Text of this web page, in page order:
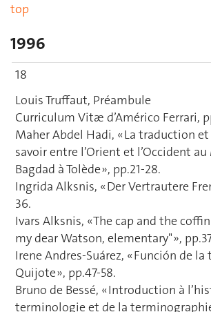
top
1996
18
Louis Truffaut, Préambule
Curriculum Vitæ d’Américo Ferrari,
Maher Abdel Hadi, « La traduction
savoir entre l’Orient et l’Occident
Bagdad à Tolède », pp.21-28.
Ingrida Alksnis, « Der Vertrautere
36.
Ivars Alksnis, « The cap and the
my dear Watson, elementary" »,
Irene Andres-Suárez, « Función de
Quijote », pp.47-58.
Bruno de Bessé, « Introduction à
terminologie et de la